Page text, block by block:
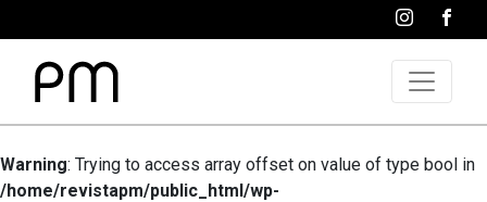
Warning: Trying to access array offset on value of type bool in
/home/revistapm/public_html/wp-